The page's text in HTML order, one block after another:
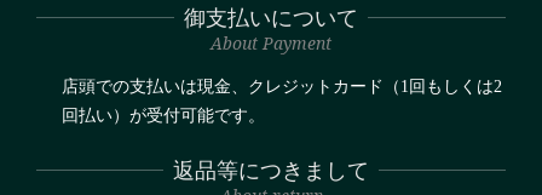
御支払いについて
About Payment
店頭での支払いは現金、クレジットカード（1回もしくは2
回払い）が受付可能です。
返品等につきまして